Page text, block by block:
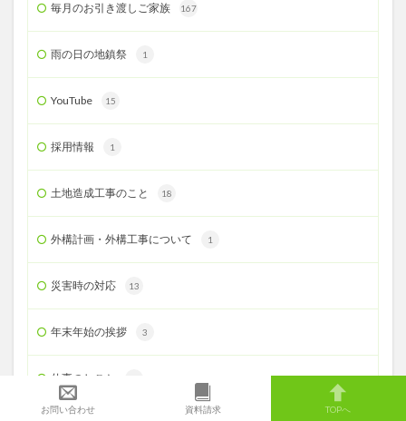
毎月のお引き渡しご家族 167
雨の日の地鎮祭 1
YouTube 15
採用情報 1
土地造成工事のこと 18
外構計画・外構工事について 1
災害時の対応 13
年末年始の挨拶 3
仕事のしごと
お問い合わせ 資料請求 TOPへ